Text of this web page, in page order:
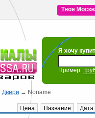
Твоя
Я хочу
Пример:
Двери → Noname
Цена Название Дата